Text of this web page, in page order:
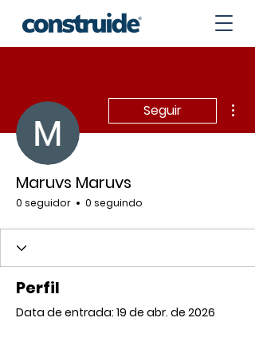
Seguir
Maruvs Maruvs
0 seguidor 0 seguindo
Perfil
Data de entrada: 19 de abr. de 2026